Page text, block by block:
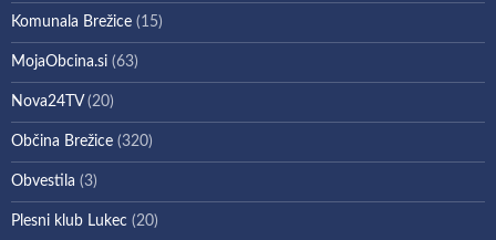
Komunala Brežice (15)
MojaObcina.si (63)
Nova24TV(20)
Občina Brežice (320)
Obvestila (3)
Plesni klub Lukec (20)